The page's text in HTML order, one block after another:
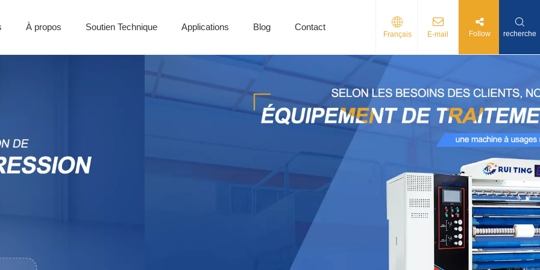
À propos Soutien Technique Applications Blog Contact
Français E-mail Follow recherche